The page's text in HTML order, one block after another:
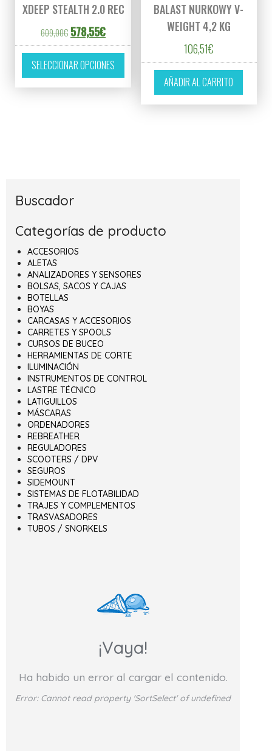
XDEEP STEALTH 2.0 REC
609,00€ El precio original era: 609,00€.
578,55€El precio actual es: 578,55€.
SELECCIONAR OPCIONES
Este producto tiene múltiples variantes.
BALAST NURKOWY V-
WEIGHT 4,2 KG
106,51€
AÑADIR AL CARRITO
Buscador
Categorías de producto
ACCESORIOS
ALETAS
ANALIZADORES Y SENSORES
BOLSAS, SACOS Y CAJAS
BOTELLAS
BOYAS
CARCASAS Y ACCESORIOS
CARRETES Y SPOOLS
CURSOS DE BUCEO
HERRAMIENTAS DE CORTE
ILUMINACIÓN
INSTRUMENTOS DE CONTROL
LASTRE TÉCNICO
LATIGUILLOS
MÁSCARAS
ORDENADORES
REBREATHER
REGULADORES
SCOOTERS / DPV
SEGUROS
SIDEMOUNT
SISTEMAS DE FLOTABILIDAD
TRAJES Y COMPLEMENTOS
TRASVASADORES
TUBOS / SNORKELS
¡Vaya!
Ha habido un error al cargar el contenido.
Error: Cannot read property 'SortSelect' of undefined